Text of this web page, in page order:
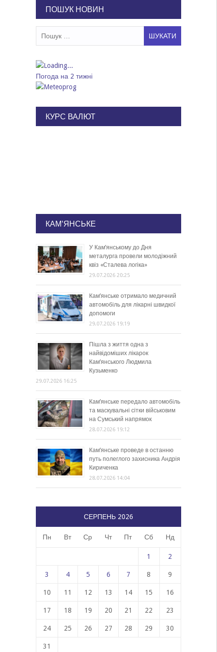
ПОШУК НОВИН
Погода на 2 тижні
КУРС ВАЛЮТ
КАМ'ЯНСЬКЕ
У Кам’янському до Дня
металурга провели молодіжний
квіз «Сталева логіка»
29.07.2026 20:25
Кам’янське отримало медичний
автомобіль для лікарні швидкої
допомоги
29.07.2026 19:19
Пішла з життя одна з
найвідоміших лікарок
Кам’янського Людмила
Кузьменко
29.07.2026 16:25
Кам’янське передало автомобіль
та маскувальні сітки військовим
на Сумський напрямок
28.07.2026 19:12
Кам’янське проведе в останню
путь полеглого захисника Андрія
Кириченка
28.07.2026 14:04
СЕРПЕНЬ 2026
Пн Вт Ср Чт Пт Сб Нд
1 2
3 4 5 6 7 8 9
10 11 12 13 14 15 16
17 18 19 20 21 22 23
24 25 26 27 28 29 30
31